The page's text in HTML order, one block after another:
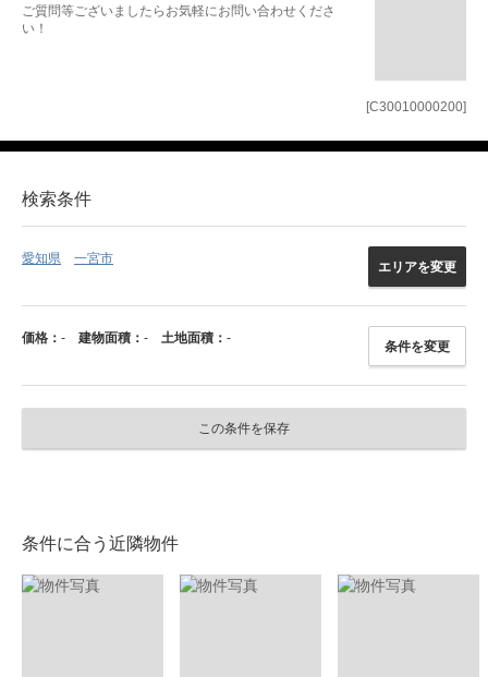
[C30010000200]
ご質問等ございましたらお気軽にお問い合わせくださ
い！
検索条件
愛知県 一宮市
エリアを変更
価格： - 建物面積： - 土地面積： -
条件を変更
この条件を保存
条件に合う近隣物件